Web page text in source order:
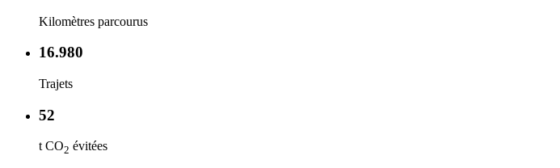
Kilomètres parcourus
16.980
Trajets
52
t CO2 évitées